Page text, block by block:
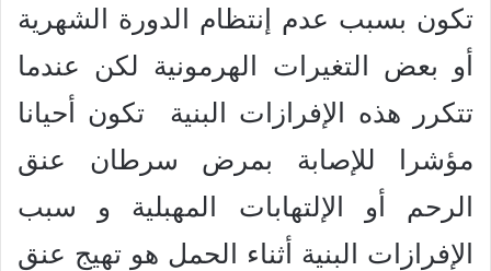
تكون بسبب عدم إنتظام الدورة الشهرية
أو بعض التغيرات الهرمونية لكن عندما
تتكرر هذه الإفرازات البنية تكون أحيانا
مؤشرا للإصابة بمرض سرطان عنق
الرحم أو الإلتهابات المهبلية و سبب
الإفرازات البنية أثناء الحمل هو تهيج عنق